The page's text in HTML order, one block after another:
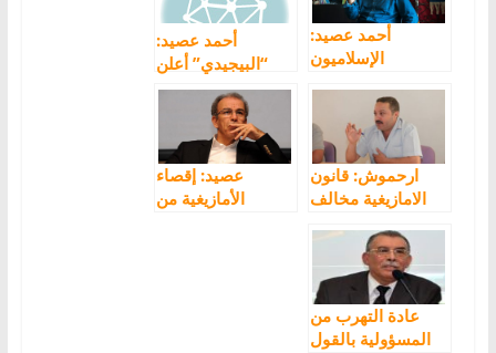
أحمد عصيد:
الإسلاميون
ضدّ الديمقراطية
أحمد عصيد:
“البيجيدي” أعلن
محاربة الفساد وفي
الأخير إنغمس فيه
ارحموش: قانون
الامازيغية مخالف
عصيد: إقصاء
الأمازيغية من
عادة التهرب من
المسؤولية بالقول